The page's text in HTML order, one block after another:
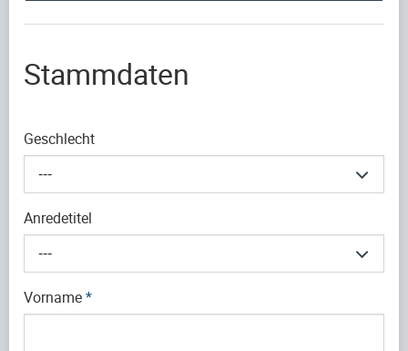
Stammdaten
Geschlecht
---
Anredetitel
---
Vorname*